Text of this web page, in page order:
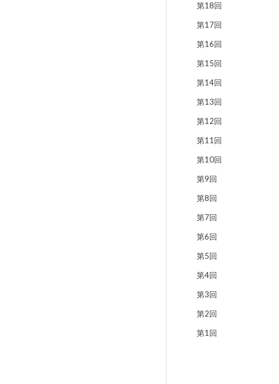
第18回
第17回
第16回
第15回
第14回
第13回
第12回
第11回
第10回
第9回
第8回
第7回
第6回
第5回
第4回
第3回
第2回
第1回